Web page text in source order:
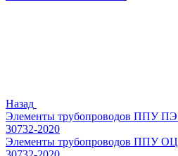
Назад
Элементы трубопроводов ППУ
30732-2020
Элементы трубопроводов ППУ